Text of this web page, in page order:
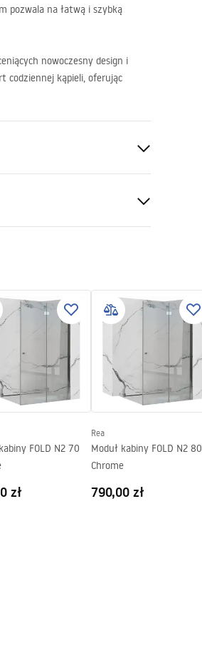
pozwala na łatwą i szybką
nowoczesny design i
codziennej kąpieli, oferując
_5.pdf
FOLD N2 70
zł
Rea
Moduł kabiny FOLD N2 80
Chrome
790,00 zł